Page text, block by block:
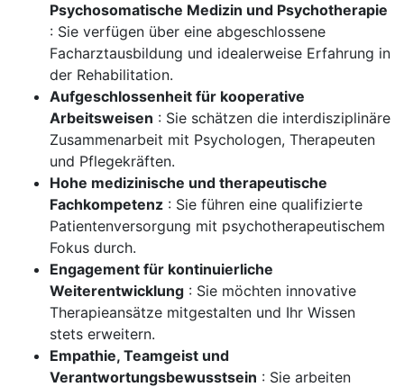
Psychosomatische Medizin und Psychotherapie
: Sie verfügen über eine abgeschlossene
Facharztausbildung und idealerweise Erfahrung in
der Rehabilitation.
Aufgeschlossenheit für kooperative
Arbeitsweisen : Sie schätzen die interdisziplinäre
Zusammenarbeit mit Psychologen, Therapeuten
und Pflegekräften.
Hohe medizinische und therapeutische
Fachkompetenz : Sie führen eine qualifizierte
Patientenversorgung mit psychotherapeutischem
Fokus durch.
Engagement für kontinuierliche
Weiterentwicklung : Sie möchten innovative
Therapieansätze mitgestalten und Ihr Wissen
stets erweitern.
Empathie, Teamgeist und
Verantwortungsbewusstsein : Sie arbeiten